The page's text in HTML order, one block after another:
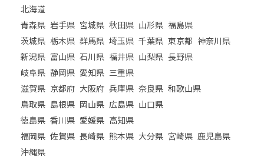
北海道
青森県 岩手県 宮城県 秋田県 山形県 福島県
茨城県 栃木県 群馬県 埼玉県 千葉県 東京都 神奈川県
新潟県 富山県 石川県 福井県 山梨県 長野県
岐阜県 静岡県 愛知県 三重県
滋賀県 京都府 大阪府 兵庫県 奈良県 和歌山県
鳥取県 島根県 岡山県 広島県 山口県
徳島県 香川県 愛媛県 高知県
福岡県 佐賀県 長崎県 熊本県 大分県 宮崎県 鹿児島県
沖縄県